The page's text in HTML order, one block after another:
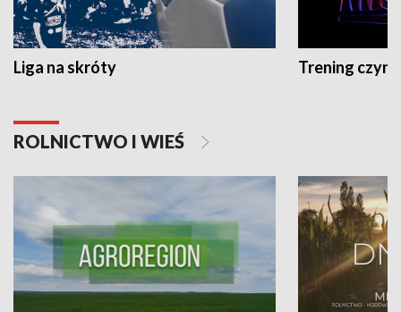
Liga na skróty Trening czyni
ROLNICTWO I WIEŚ